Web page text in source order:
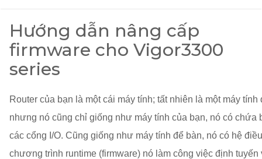
Hướng dẫn nâng cấp
firmware cho Vigor3300
series
Router của bạn là một cái máy tính; tất nhiên là một máy
nhưng nó cũng chỉ giống như máy tính của bạn, nó có chứa
các cổng I/O. Cũng giống như máy tính để bàn, nó có hệ
chương trình runtime (firmware) nó làm công việc định